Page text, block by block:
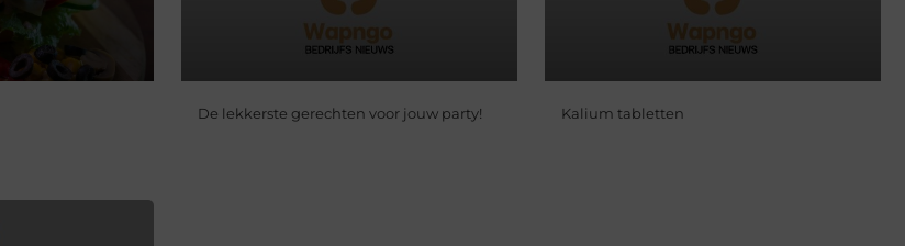
De lekkerste gerechten voor jouw party! Kalium tabletten